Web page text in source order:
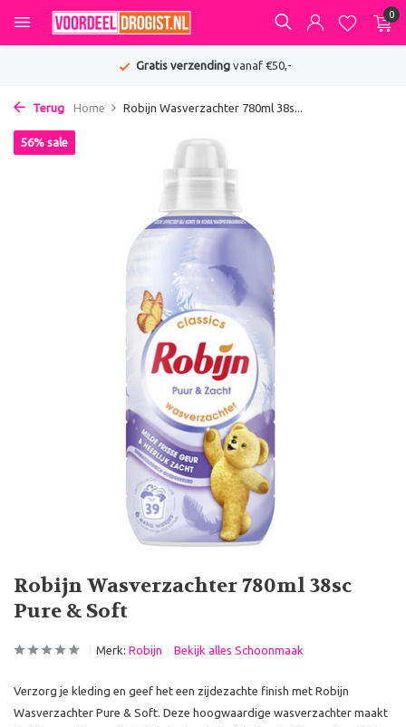
0
Gratis verzendingvanaf €50,-
Terug Home Robijn Wasverzachter 780ml 38s...
Robijn Wasverzachter 780ml 38sc
Pure & Soft
56% sale
Merk: Robijn Bekijk alles Schoonmaak
Verzorg je kleding en geef het een zijdezachte finish met Robijn
Wasverzachter Pure & Soft. Deze hoogwaardige wasverzachter maakt